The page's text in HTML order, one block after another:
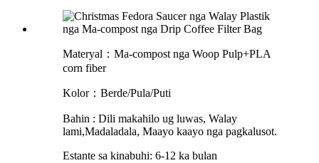
Materyal：Ma-compost nga Woop Pulp+PLA
corn fiber
Kolor：Berde/Pula/Puti
Bahin : Dili makahilo ug luwas, Walay
lami,Madaladala, Maayo kaayo nga pagkalusot.
Estante sa kinabuhi: 6-12 ka bulan